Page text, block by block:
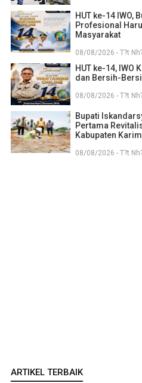
HUT ke-14 IWO,
Profesional
Masyarakat
08/08/2026 - T?t
HUT ke-14, IWO
dan Bersih-
08/08/2026 - T?t
Bupati
Pertama
Kabupaten
08/08/2026 - T?t
ARTIKEL TERBAIK